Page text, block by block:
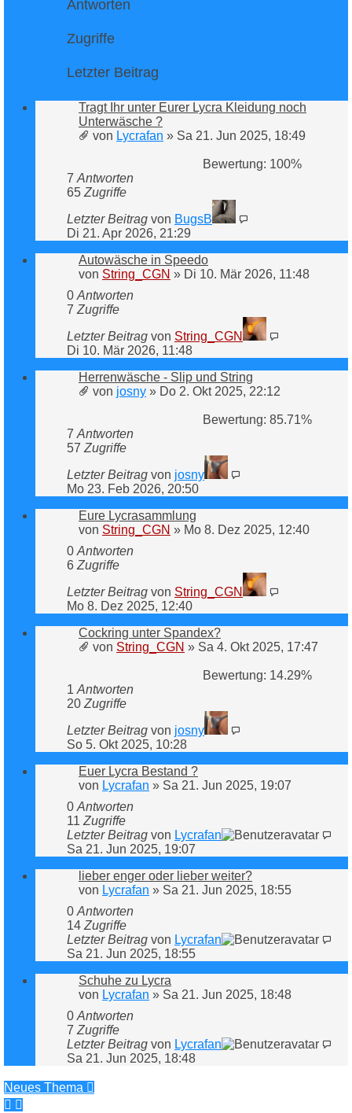
Antworten
Zugriffe
Letzter Beitrag
Tragt Ihr unter Eurer Lycra Kleidung noch
Unterwäsche ?
von Lycrafan » Sa 21. Jun 2025, 18:49
Bewertung: 100%
7 Antworten
65 Zugriffe
Letzter Beitrag von BugsB
Di 21. Apr 2026, 21:29
Autowäsche in Speedo
von String_CGN » Di 10. Mär 2026, 11:48
0 Antworten
7 Zugriffe
Letzter Beitrag von String_CGN
Di 10. Mär 2026, 11:48
Herrenwäsche - Slip und String
von josny » Do 2. Okt 2025, 22:12
Bewertung: 85.71%
7 Antworten
57 Zugriffe
Letzter Beitrag von josny
Mo 23. Feb 2026, 20:50
Eure Lycrasammlung
von String_CGN » Mo 8. Dez 2025, 12:40
0 Antworten
6 Zugriffe
Letzter Beitrag von String_CGN
Mo 8. Dez 2025, 12:40
Cockring unter Spandex?
von String_CGN » Sa 4. Okt 2025, 17:47
Bewertung: 14.29%
1 Antworten
20 Zugriffe
Letzter Beitrag von josny
So 5. Okt 2025, 10:28
Euer Lycra Bestand ?
von Lycrafan » Sa 21. Jun 2025, 19:07
0 Antworten
11 Zugriffe
Letzter Beitrag von Lycrafan
Sa 21. Jun 2025, 19:07
lieber enger oder lieber weiter?
von Lycrafan » Sa 21. Jun 2025, 18:55
0 Antworten
14 Zugriffe
Letzter Beitrag von Lycrafan
Sa 21. Jun 2025, 18:55
Schuhe zu Lycra
von Lycrafan » Sa 21. Jun 2025, 18:48
0 Antworten
7 Zugriffe
Letzter Beitrag von Lycrafan
Sa 21. Jun 2025, 18:48
Neues Thema